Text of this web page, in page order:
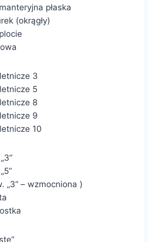
płaska
(okrągły)
3
5
8
9
10
„3” – wzmocniona )